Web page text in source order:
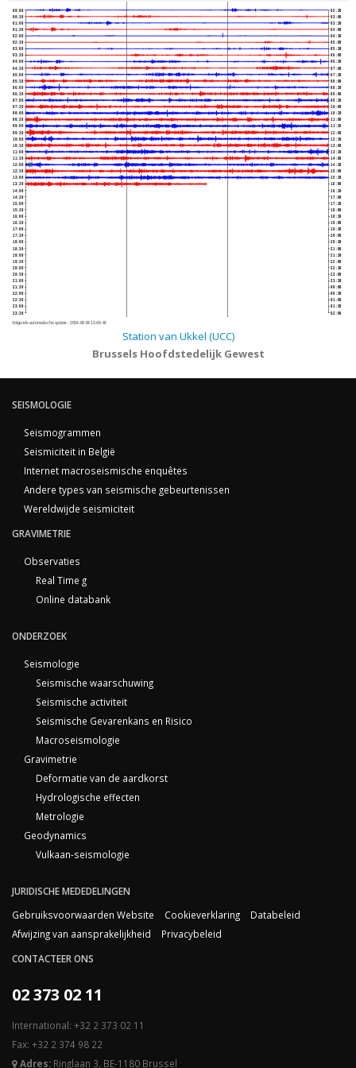
00:00
00:30
01:00
01:30
02:00
02:30
03:00
03:30
04:00
04:30
05:00
05:30
06:00
06:30
07:00
07:30
08:00
08:30
09:00
09:30
10:00
10:30
11:00
11:30
12:00
12:30
13:00
13:30
14:00
14:30
15:00
15:30
16:00
16:30
17:00
17:30
18:00
18:30
19:00
19:30
20:00
20:30
21:00
21:30
22:00
22:30
23:00
23:30
02:30
03:00
03:30
04:00
04:30
05:00
05:30
06:00
06:30
07:00
07:30
08:00
08:30
09:00
09:30
10:00
10:30
11:00
11:30
12:00
12:30
13:00
13:30
14:00
14:30
15:00
15:30
16:00
16:30
17:00
17:30
18:00
18:30
19:00
19:30
20:00
20:30
21:00
21:30
22:00
22:30
23:00
23:30
00:00
00:30
01:00
01:30
02:00
Volgende automatische update : 2026-08-08 13:49:40
Station van Ukkel (UCC)
Brussels Hoofdstedelijk Gewest
SEISMOLOGIE
Seismogrammen
Seismiciteit in België
Internet macroseismische enquêtes
Andere types van seismische gebeurtenissen
Wereldwijde seismiciteit
GRAVIMETRIE
Observaties
Real Time g
Online databank
ONDERZOEK
Seismologie
Seismische waarschuwing
Seismische activiteit
Seismische Gevarenkans en Risico
Macroseismologie
Gravimetrie
Deformatie van de aardkorst
Hydrologische effecten
Metrologie
Geodynamics
Vulkaan-seismologie
JURIDISCHE MEDEDELINGEN
Gebruiksvoorwaarden Website
Cookieverklaring
Databeleid
Afwijzing van aansprakelijkheid
Privacybeleid
CONTACTEER ONS
02 373 02 11
International: +32 2 373 02 11
Fax: +32 2 374 98 22
Adres: Ringlaan 3, BE-1180 Brussel